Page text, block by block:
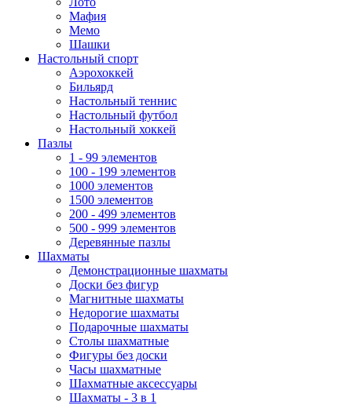
Мафия
Мемо
Шашки
Настольный спорт
Аэрохоккей
Бильярд
Настольный теннис
Настольный футбол
Настольный хоккей
Пазлы
1 - 99 элементов
100 - 199 элементов
1000 элементов
1500 элементов
200 - 499 элементов
500 - 999 элементов
Деревянные пазлы
Шахматы
Демонстрационные шахматы
Доски без фигур
Магнитные шахматы
Недорогие шахматы
Подарочные шахматы
Столы шахматные
Фигуры без доски
Часы шахматные
Шахматные аксессуары
Шахматы - 3 в 1